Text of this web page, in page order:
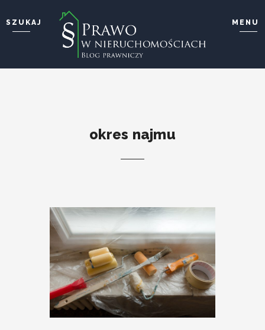
SZUKAJ MENU
okres najmu